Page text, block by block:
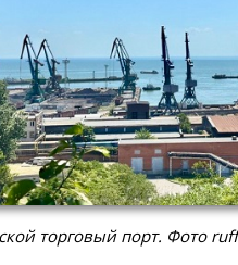
торговый порт. Фото